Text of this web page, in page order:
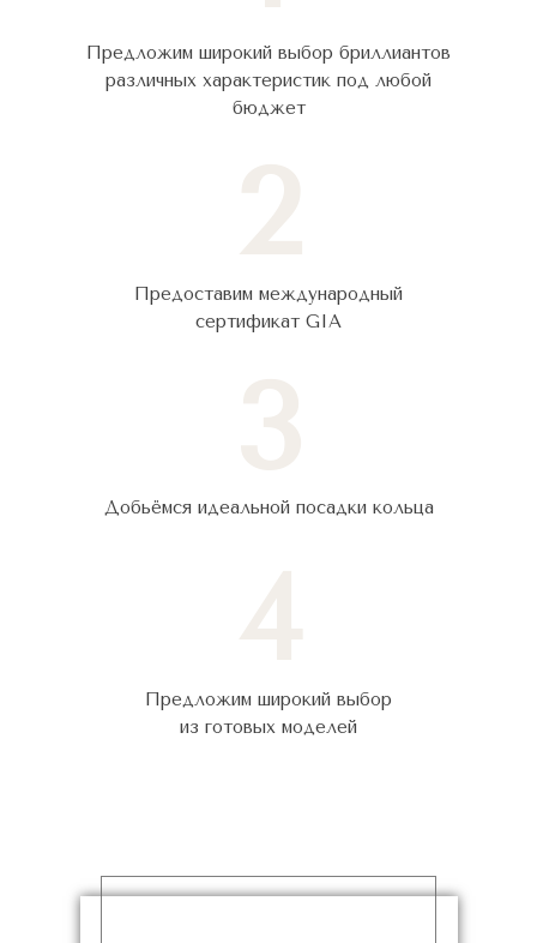
Предложим широкий выбор бриллиантов
различных характеристик под любой
бюджет
Предоставим международный
сертификат GIA
Добьёмся идеальной посадки кольца
Предложим широкий выбор
из готовых моделей